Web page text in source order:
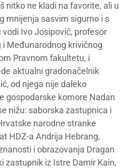
nitko ne kladi na favorite, ali u
mnijenja sasvim sigurno i s
Ivo Josipović, profesor
i Međunarodnog krivičnog
Pravnom fakultetu, i
aktualni gradonačelnik
od njega nije daleko
gospodarske komore Nadan
nižu: saborska zastupnica i
narodne stranke
HDZ-a Andrija Hebrang,
i obrazovanja Dragan
zastupnik iz Istre Damir Kain,